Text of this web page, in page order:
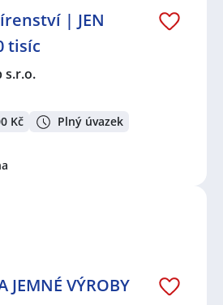
| JEN
tisíc
s.r.o.
Kč Plný úvazek
JEMNÉ VÝROBY